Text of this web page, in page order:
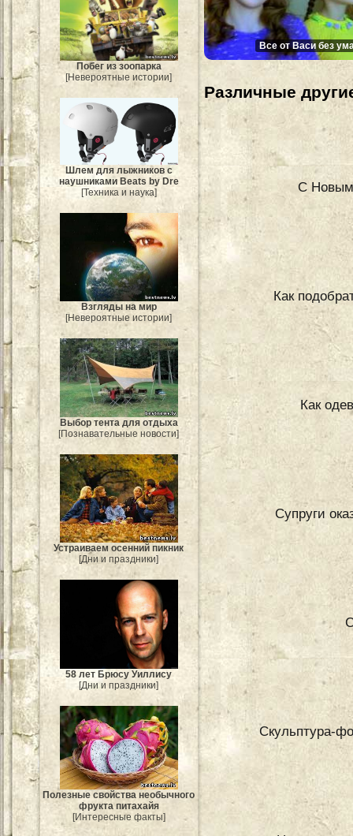
Побег из зоопарка
[Невероятные истории]
Шлем для лыжников с
наушниками Beats by Dre
[Техника и наука]
Взгляды на мир
[Невероятные истории]
Выбор тента для отдыха
[Познавательные новости]
Устраиваем осенний пикник
[Дни и праздники]
58 лет Брюсу Уиллису
[Дни и праздники]
Полезные свойства необычного
фрукта питахайя
[Интересные факты]
Все от Васи без
Различные
С Новым
Как
Как
Супруги
Скульптура-